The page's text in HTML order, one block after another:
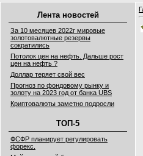
Лента новостей
За 10 месяцев 2022г мировые
золотовалютные резервы
сократились
Потолок цен на нефть. Дальше рост
цен на нефть ?
Доллар теряет свой вес
Прогноз по фондовому рынку и
золоту на 2023 год от банка UBS
Криптовалюты заметно подросли
ТОП-5
ФСФР планирует регулировать
форекс.